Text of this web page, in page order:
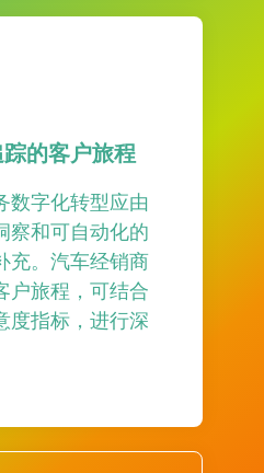
的客户旅程
数字化转型应由
察和可自动化的
充。汽车经销商
户旅程，可结合
度指标，进行深